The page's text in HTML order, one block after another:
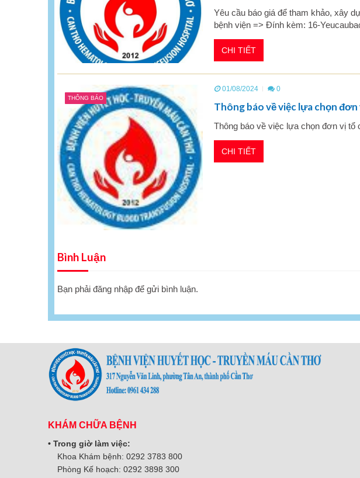
Yêu cầu báo giá để tham khảo, xây
bệnh viện => Đính kèm: 16-
CHI TIẾT
THÔNG BÁO
01/08/2024 0
Thông báo về việc lựa chọn
Thông báo về việc lựa chọn đơn vị
CHI TIẾT
Bình Luận
Bạn phảiđăng nhập để gửi bình luận.
KHÁM CHỮA BỆNH
• Trong giờ làm việc:
Khoa Khám bệnh: 0292 3783 800
Phòng Kế hoạch: 0292 3898 300